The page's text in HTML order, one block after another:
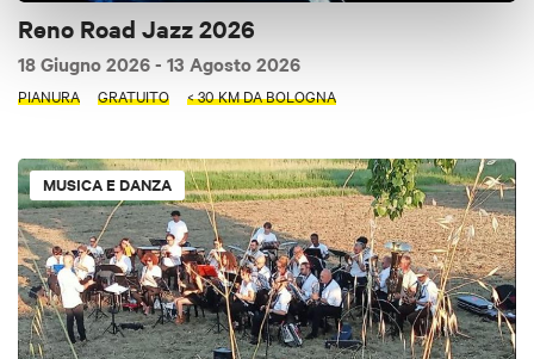
Reno Road Jazz 2026
18 Giugno 2026- 13 Agosto 2026
PIANURA GRATUITO < 30 KM DA BOLOGNA
MUSICA E DANZA